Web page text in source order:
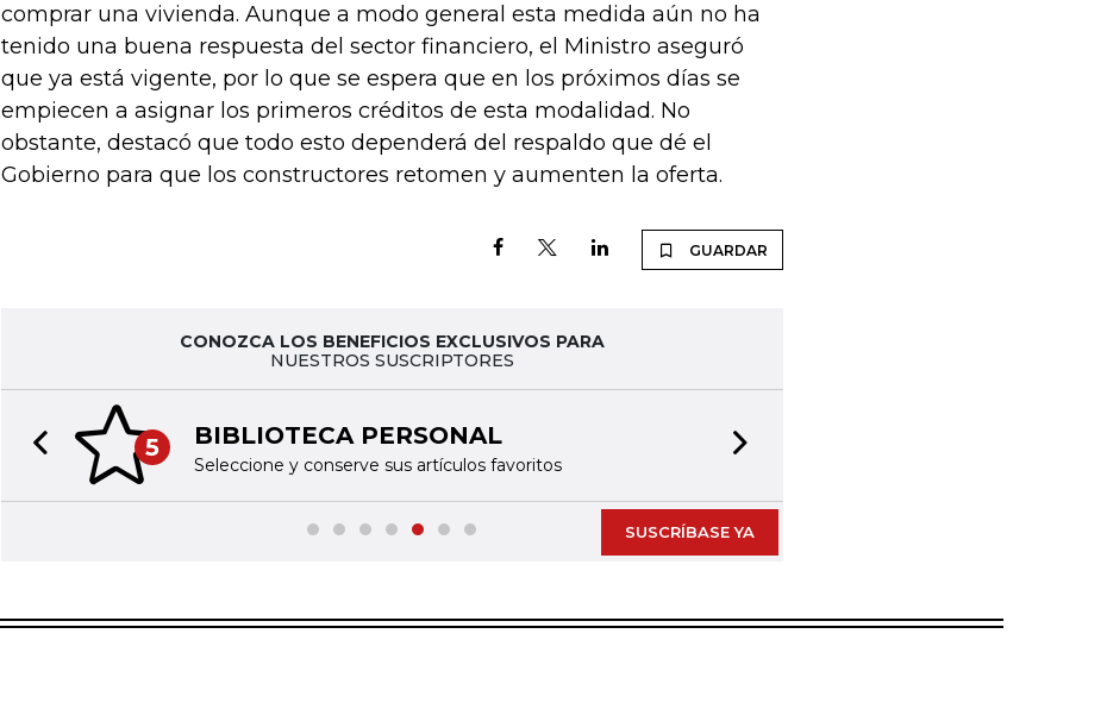
comprar una vivienda. Aunque a modo general esta medida aún no ha
tenido una buena respuesta del sector financiero, el Ministro aseguró
que ya está vigente, por lo que se espera que en los próximos días se
empiecen a asignar los primeros créditos de esta modalidad. No
obstante, destacó que todo esto dependerá del respaldo que dé el
Gobierno para que los constructores retomen y aumenten la oferta.
GUARDAR
CONOZCA LOS BENEFICIOS EXCLUSIVOS PARA
NUESTROS SUSCRIPTORES
5 BIBLIOTECA PERSONAL
Seleccione y conserve sus artículos favoritos
Previous slide
SUSCRÍBASE YA